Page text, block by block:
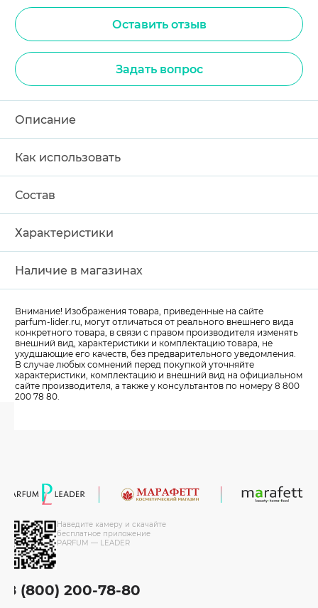
Оставить отзыв
Задать вопрос
Описание
Как использовать
Состав
Характеристики
Наличие в магазинах
Внимание! Изображения товара, приведенные на сайте
parfum-lider.ru, могут отличаться от реального внешнего вида
конкретного товара, в связи с правом производителя изменять
внешний вид, характеристики и комплектацию товара, не
ухудшающие его качеств, без предварительного уведомления.
В случае любых сомнений перед покупкой уточняйте
характеристики, комплектацию и внешний вид на официальном
сайте производителя, а также у консультантов по номеру 8 800
200 78 80.
Наведите камеру и скачайте
бесплатное приложение
PARFUM — LEADER
8 (800) 200-78-80